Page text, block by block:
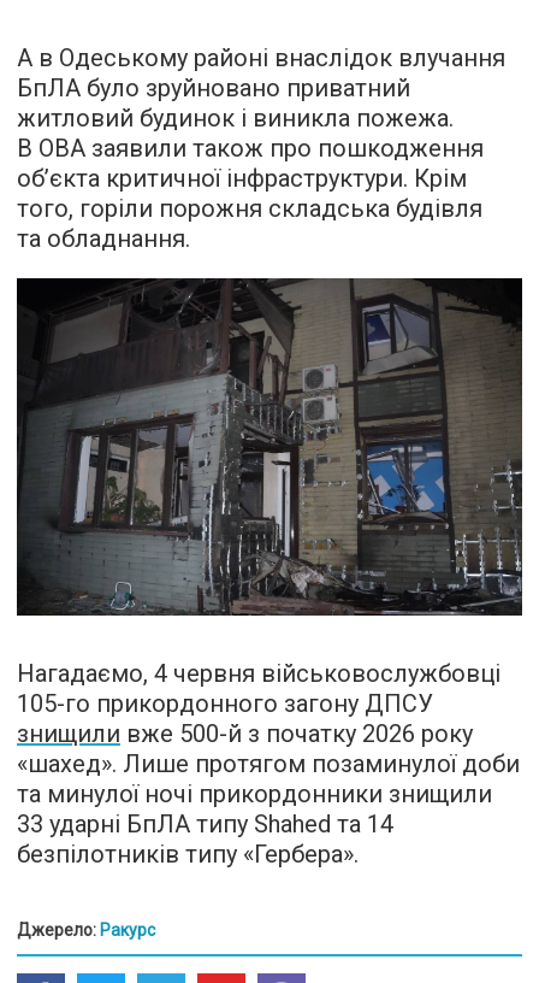
А в Одеському районі внаслідок влучання
БпЛА було зруйновано приватний
житловий будинок і виникла пожежа.
В ОВА заявили також про пошкодження
обʼєкта критичної інфраструктури. Крім
того, горіли порожня складська будівля
та обладнання.
Нагадаємо, 4 червня військовослужбовці
105-го прикордонного загону ДПСУ
знищили вже 500-й з початку 2026 року
«шахед». Лише протягом позаминулої доби
та минулої ночі прикордонники знищили
33 ударні БпЛА типу Shahed та 14
безпілотників типу «Гербера».
Джерело: Ракурс